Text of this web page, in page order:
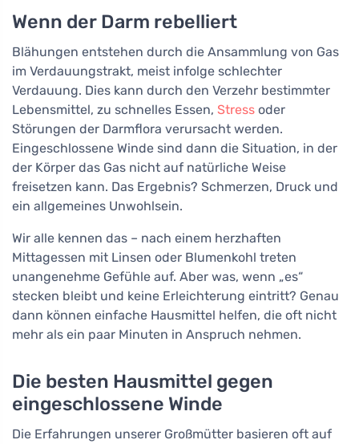
Wenn der Darm rebelliert
Blähungen entstehen durch die Ansammlung von Gas
im Verdauungstrakt, meist infolge schlechter
Verdauung. Dies kann durch den Verzehr bestimmter
Lebensmittel, zu schnelles Essen, Stress oder
Störungen der Darmflora verursacht werden.
Eingeschlossene Winde sind dann die Situation, in der
der Körper das Gas nicht auf natürliche Weise
freisetzen kann. Das Ergebnis? Schmerzen, Druck und
ein allgemeines Unwohlsein.
Wir alle kennen das – nach einem herzhaften
Mittagessen mit Linsen oder Blumenkohl treten
unangenehme Gefühle auf. Aber was, wenn „es“
stecken bleibt und keine Erleichterung eintritt? Genau
dann können einfache Hausmittel helfen, die oft nicht
mehr als ein paar Minuten in Anspruch nehmen.
Die besten Hausmittel gegen
eingeschlossene Winde
Die Erfahrungen unserer Großmütter basieren oft auf